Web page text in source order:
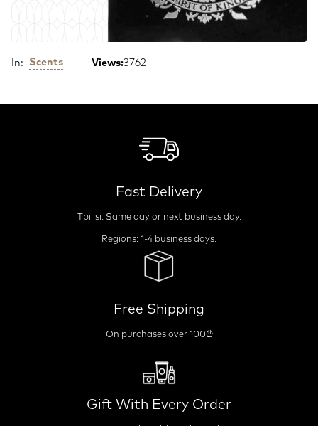
In: Scents Views:3762
Fast Delivery
Tbilisi: Same day or next business day.
Regions: 1-4 business days.
Free Shipping
On purchases over 100₾
Gift With Every Order